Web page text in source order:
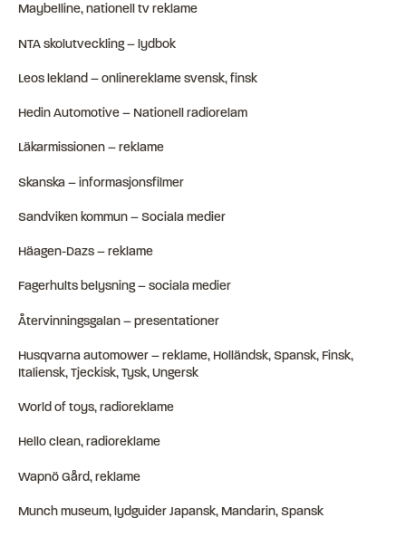
Maybelline, nationell tv reklame
NTA skolutveckling – lydbok
Leos lekland – onlinereklame svensk, finsk
Hedin Automotive – Nationell radiorelam
Läkarmissionen – reklame
Skanska – informasjonsfilmer
Sandviken kommun – Sociala medier
Häagen-Dazs – reklame
Fagerhults belysning – sociala medier
Återvinningsgalan – presentationer
Husqvarna automower – reklame, Holländsk, Spansk, Finsk,
Italiensk, Tjeckisk, Tysk, Ungersk
World of toys, radioreklame
Hello clean, radioreklame
Wapnö Gård, reklame
Munch museum, lydguider Japansk, Mandarin, Spansk